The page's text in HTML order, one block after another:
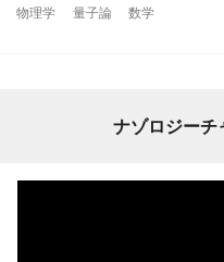
物理学 量子論 数学
ナゾロジーチ